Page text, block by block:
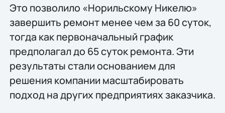
Это позволило «Норильскому Никелю»
завершить ремонт менее чем за 60 суток,
тогда как первоначальный график
предполагал до 65 суток ремонта. Эти
результаты стали основанием для
решения компании масштабировать
подход на других предприятиях заказчика.